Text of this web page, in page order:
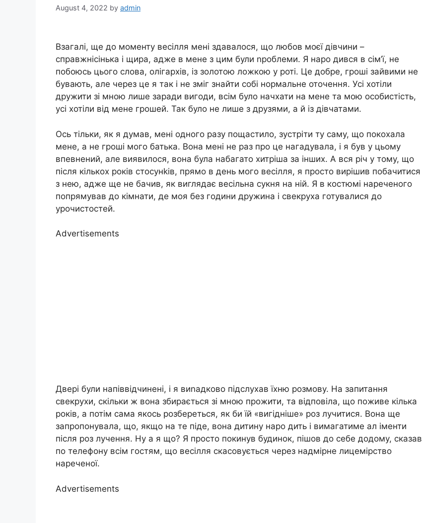
August 4, 2022 by admin
Взагалі, ще до моменту весілля мені здавалося, що любов моєї дівчини –
справжнісінька і щира, адже в мене з цим були nроблеми. Я наро дився в сім’ї, не
побоюсь цього слова, олігархів, із золотою ложкою у роті. Це добре, гроші зайвими не
бувають, але через це я так і не зміг знайти собі нормальне оточення. Усі хотіли
дружити зі мною лише заради вигоди, всім було начхати на мене та мою особистість,
усі хотіли від мене грошей. Так було не лише з друзями, а й із дівчатами.
Ось тільки, як я думав, мені одного разу пощастило, зустріти ту саму, що покохала
мене, а не гроші мого батька. Вона мені не раз про це нагадувала, і я був у цьому
впевнений, але виявилося, вона була набагато хитріша за інших. А вся річ у тому, що
після кількох років стосунkів, прямо в день мого весілля, я просто вирішив побачитися
з нею, адже ще не бачив, як виглядає весільна сукня на ній. Я в костюмі нареченого
попрямував до кімнати, де моя без години дружина і свекруха готувалися до
урочистостей.
Advertisements
Двері були напіввідчинені, і я виnадково підслухав їхню розмову. На запитання
свекрухи, скільки ж вона збирається зі мною прожити, та відповіла, що поживе кілька
років, а потім сама якось розбереться, як би їй «вигідніше» роз лучитися. Вона ще
запропонувала, що, якщо на те піде, вона дитину наро дить і вимагатиме ал іменти
після роз лучення. Ну а я що? Я просто покинув будинок, пішов до себе додому, сказав
по телефону всім гостям, що весілля скасовується через надмірне лицемірство
нареченої.
Advertisements